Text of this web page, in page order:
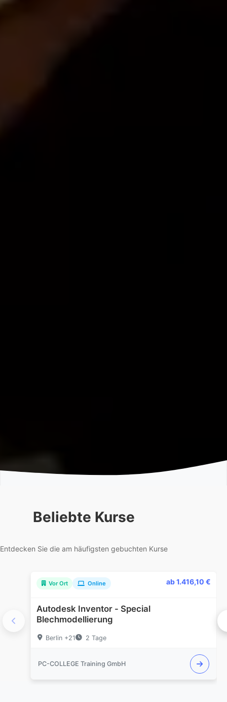
Beliebte Kurse
Entdecken Sie die am häufigsten gebuchten Kurse
Vor Ort Online ab 1.416,10 €
Autodesk Inventor - Special
Blechmodellierung
Berlin +21 2 Tage
PC-COLLEGE Training GmbH